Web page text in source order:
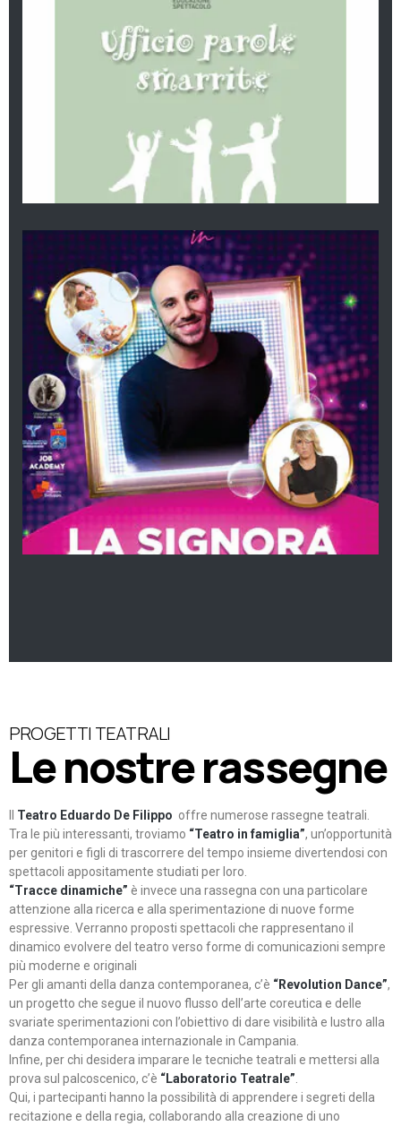
PROGETTI TEATRALI
Le nostre rassegne
Teatro Eduardo De Filippo offre numerose rassegne teatrali.
Tra le più interessanti, troviamo “Teatro in famiglia”, un’opportunità
per genitori e figli di trascorrere del tempo insieme divertendosi con
spettacoli appositamente studiati per loro.
“Tracce dinamiche” è invece una rassegna con una particolare
attenzione alla ricerca e alla sperimentazione di nuove forme
espressive. Verranno proposti spettacoli che rappresentano il
dinamico evolvere del teatro verso forme di comunicazioni sempre
più moderne e originali
Per gli amanti della danza contemporanea, c’è “Revolution Dance”,
un progetto che segue il nuovo flusso dell’arte coreutica e delle
svariate sperimentazioni con l’obiettivo di dare visibilità e lustro alla
danza contemporanea internazionale in Campania.
Infine, per chi desidera imparare le tecniche teatrali e mettersi alla
prova sul palcoscenico, c’è “Laboratorio Teatrale”
Qui, i partecipanti hanno la possibilità di apprendere i segreti della
recitazione e della regia, collaborando alla creazione di uno